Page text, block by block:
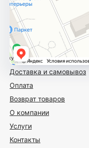
Доставка и самовывоз
Оплата
Возврат товаров
О компании
Услуги
Контакты